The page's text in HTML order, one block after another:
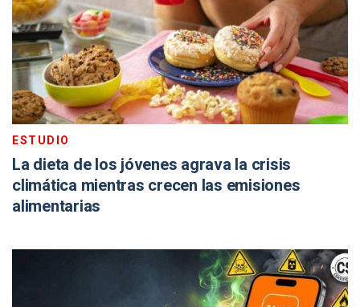
ESTUDIO
La dieta de los jóvenes agrava la crisis
climática mientras crecen las emisiones
alimentarias